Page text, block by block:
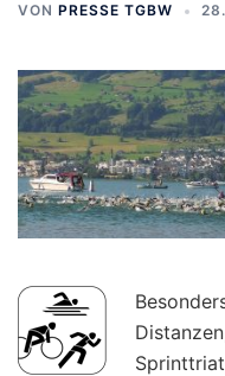
VON PRESSE TGBW